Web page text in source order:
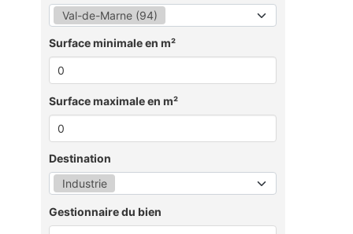
Val-de-Marne (94)
Surface minimale en m²
Surface maximale en m²
Destination
Industrie
Gestionnaire du bien